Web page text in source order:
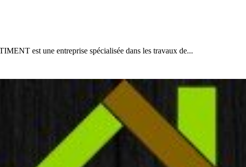
est une entreprise spécialisée dans les travaux de...